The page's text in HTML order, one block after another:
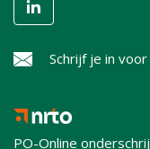
Schrijf je in
PO-Online